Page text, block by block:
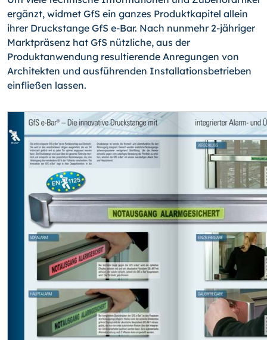
ergänzt, widmet GfS ein ganzes Produktkapitel allein
ihrer Druckstange GfS e-Bar. Nach nunmehr 2-jähriger
Marktprä­senz hat GfS nützliche, aus der
Produktanwendung resultierende Anregungen von
Architekten und ausführenden Installationsbetrieben
einfließen lassen.